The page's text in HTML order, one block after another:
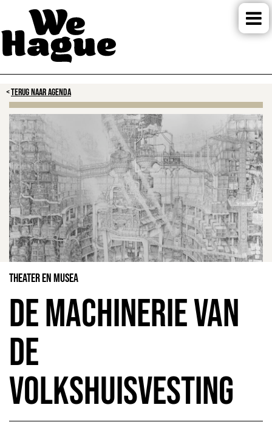
TERUG NAAR AGENDA
Theater en Musea
De Machinerie van
de
Volkshuisvesting